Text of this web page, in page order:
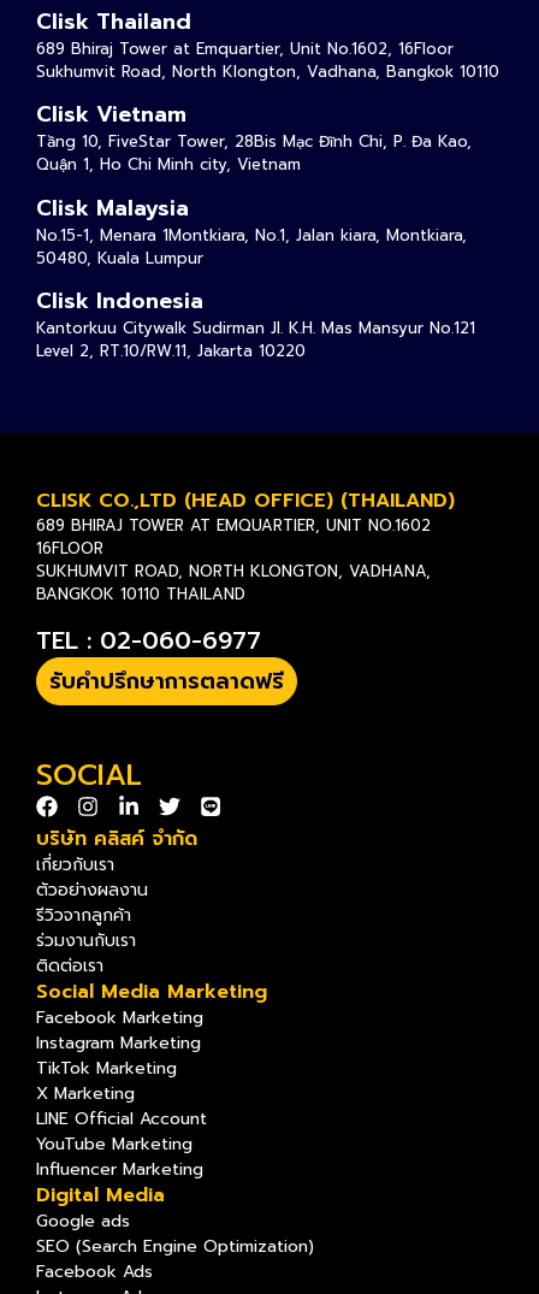
Clisk Thailand
689 Bhiraj Tower at Emquartier, Unit No.1602, 16Floor
Sukhumvit Road, North Klongton, Vadhana, Bangkok 10110
Clisk Vietnam
Tầng 10, FiveStar Tower, 28Bis Mạc Đĩnh Chi, P. Đa Kao,
Quận 1, Ho Chi Minh city, Vietnam
Clisk Malaysia
No.15-1, Menara 1Montkiara, No.1, Jalan kiara, Montkiara,
50480, Kuala Lumpur
Clisk Indonesia
Kantorkuu Citywalk Sudirman Jl. K.H. Mas Mansyur No.121
Level 2, RT.10/RW.11, Jakarta 10220
CLISK CO.,LTD (HEAD OFFICE) (THAILAND)
689 BHIRAJ TOWER AT EMQUARTIER, UNIT NO.1602
16FLOOR
SUKHUMVIT ROAD, NORTH KLONGTON, VADHANA,
BANGKOK 10110 THAILAND
TEL : 02-060-6977
รับคำปรึกษาการตลาดฟรี
SOCIAL
บริษัท คลิสค์ จำกัด
เกี่ยวกับเรา
ตัวอย่างผลงาน
รีวิวจากลูกค้า
ร่วมงานกับเรา
ติดต่อเรา
Social Media Marketing
Facebook Marketing
Instagram Marketing
TikTok Marketing
X Marketing
LINE Official Account
YouTube Marketing
Influencer Marketing
Digital Media
Google ads
SEO (Search Engine Optimization)
Facebook Ads